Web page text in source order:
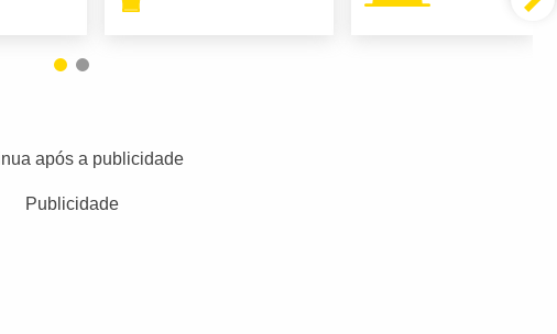
após a publicidade
Publicidade